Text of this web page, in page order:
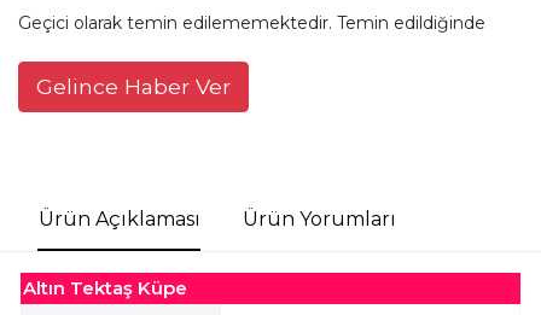
Geçici olarak temin edilememektedir. Temin edildiğinde
Gelince Haber Ver
Ürün Açıklaması Ürün Yorumları
Altın Tektaş Küpe